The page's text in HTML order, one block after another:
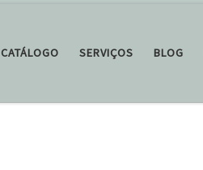
CATÁLOGO SERVIÇOS BLOG